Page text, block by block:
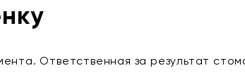
Ответственная за результат